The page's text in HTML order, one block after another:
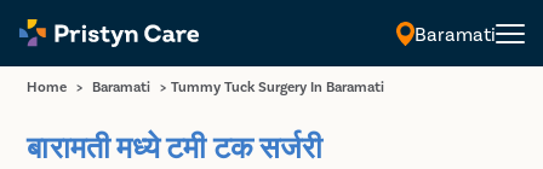
Baramati
Home > Baramati > Tummy Tuck Surgery In Baramati
बारामती मध्ये टमी टक सर्जरी